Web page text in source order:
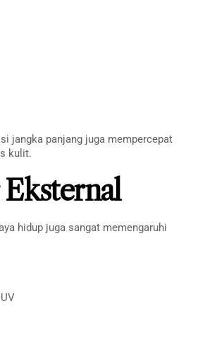
jangka panjang juga mempercepat
kulit.
hidup juga sangat memengaruhi